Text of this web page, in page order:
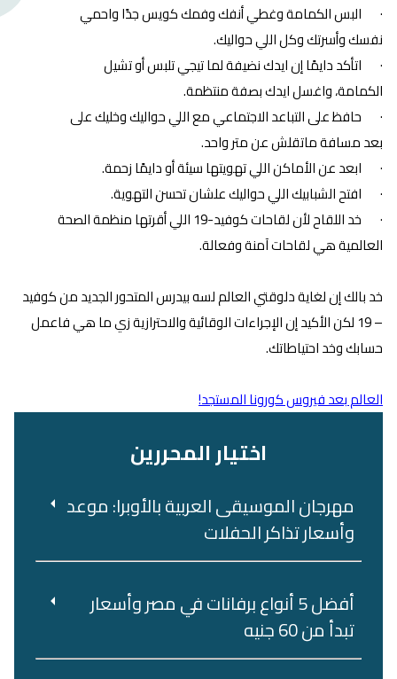
· البس الكمامة وغطي أنفك وفمك كويس جدًا واحمي
نفسك وأسرتك وكل اللي حواليك.
· اتأكد دايمًا إن ايدك نضيفة لما تيجي تلبس أو تشيل
الكمامة، واغسل ايدك بصفة منتظمة.
· حافظ على التباعد الاجتماعي مع اللي حواليك وخليك على
بعد مسافة ماتقلش عن متر واحد.
· ابعد عن الأماكن اللي تهويتها سيئة أو دايمًا زحمة.
· افتح الشبابيك اللي حواليك علشان تحسن التهوية.
· خد اللقاح لأن لقاحات كوفيد-19 اللي أقرتها منظمة الصحة
العالمية هي لقاحات آمنة وفعالة.
خد بالك إن لغاية دلوقتي العالم لسه بيدرس المتحور الجديد من كوفيد
– 19 لكن الأكيد إن الإجراءات الوقائية والاحترازية زي ما هي فاعمل
حسابك وخد احتياطاتك.
العالم بعد فيروس كورونا المستجد!
اختيار المحررين
مهرجان الموسيقى العربية بالأوبرا: موعد
وأسعار تذاكر الحفلات
أفضل 5 أنواع برفانات في مصر وأسعار
تبدأ من 60 جنيه